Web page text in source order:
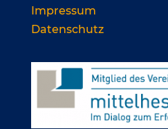
Impres­sum
Daten­schutz